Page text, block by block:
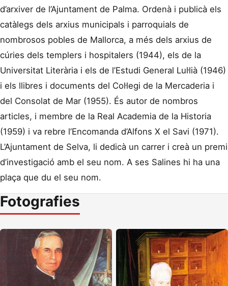
d’arxiver de l’Ajuntament de Palma. Ordenà i publicà els
catàlegs dels arxius municipals i parroquials de
nombrosos pobles de Mallorca, a més dels arxius de
cúries dels templers i hospitalers (1944), els de la
Universitat Literària i els de l’Estudi General Lul·lià (1946)
i els llibres i documents del Col·legi de la Mercaderia i
del Consolat de Mar (1955). És autor de nombros
articles, i membre de la Real Academia de la Historia
(1959) i va rebre l’Encomanda d’Alfons X el Savi (1971).
L’Ajuntament de Selva, li dedicà un carrer i creà un premi
d’investigació amb el seu nom. A ses Salines hi ha una
plaça que du el seu nom.
Fotografies